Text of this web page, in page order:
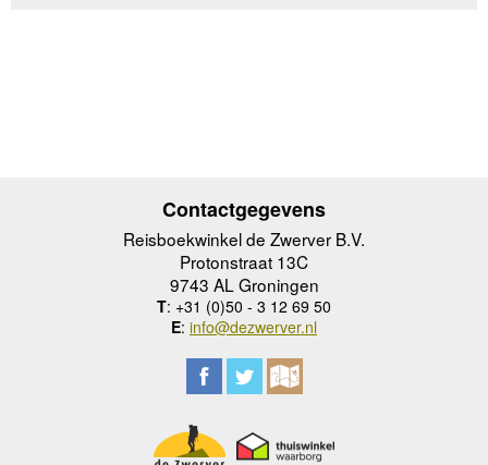
Contactgegevens
Reisboekwinkel de Zwerver B.V.
Protonstraat 13C
9743 AL Groningen
T: +31 (0)50 - 3 12 69 50
E: info@dezwerver.nl